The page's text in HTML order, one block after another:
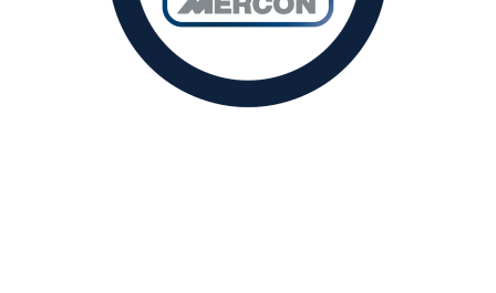
Tanks en Industrial Services, bieden we
duurzame en toekomstbestendige
oplossingen.